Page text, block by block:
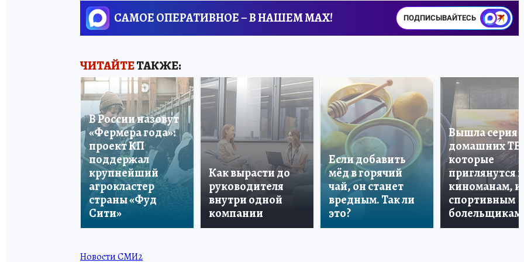
САМОЕ ОПЕРАТИВНОЕ – В НАШЕМ MAX! ПОДПИСЫВАЙТЕСЬ
ЧИТАЙТЕТАКЖЕ:
В России назовут
«Фермера года»:
проект КП
поддержал
крупнейший
агрокластер
страны «Фуд
Сити»
Как вырасти до
руководителя
внутри одной
компании
Если добавить
мёд в горячий
чай, он станет
вредным. Так ли
это?
Вышла серия
домашних ТВ,
которые
приглянутся и
киноманам, и
спортивным
болельщикам
Новости СМИ2